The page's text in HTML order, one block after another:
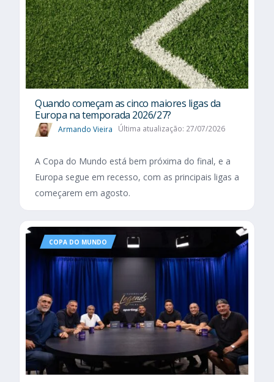
Quando começam as cinco maiores ligas da
Europa na temporada 2026/27?
Armando Vieira Última atualização: 27/07/2026
A Copa do Mundo está bem próxima do final, e a
Europa segue em recesso, com as principais ligas a
começarem em agosto.
COPA DO MUNDO